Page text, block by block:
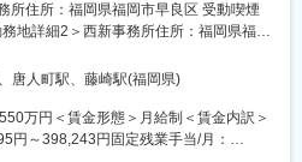
て：
併設の老人保健施設です。
く医療法人です。
改善加算の算定をしており、介護職員
験・業界の経験いずれも不問です。営
今後キャリア形成していきたい方はぜ
で完結しますので、腰を据えて働くこ
プクラスシェアのため安心して勤務い
所住所：福岡県福岡市早良区 受動喫煙
地詳細2＞西新事務所住所：福岡県福岡
ィーロ西新302号室勤務地最寄駅：地下
対策：屋内全面禁煙変更の範囲：会社
唐人町駅、藤崎駅(福岡県)
万円＜賃金形態＞月給制＜賃金内訳＞
円～398,243円固定残業手当/月：